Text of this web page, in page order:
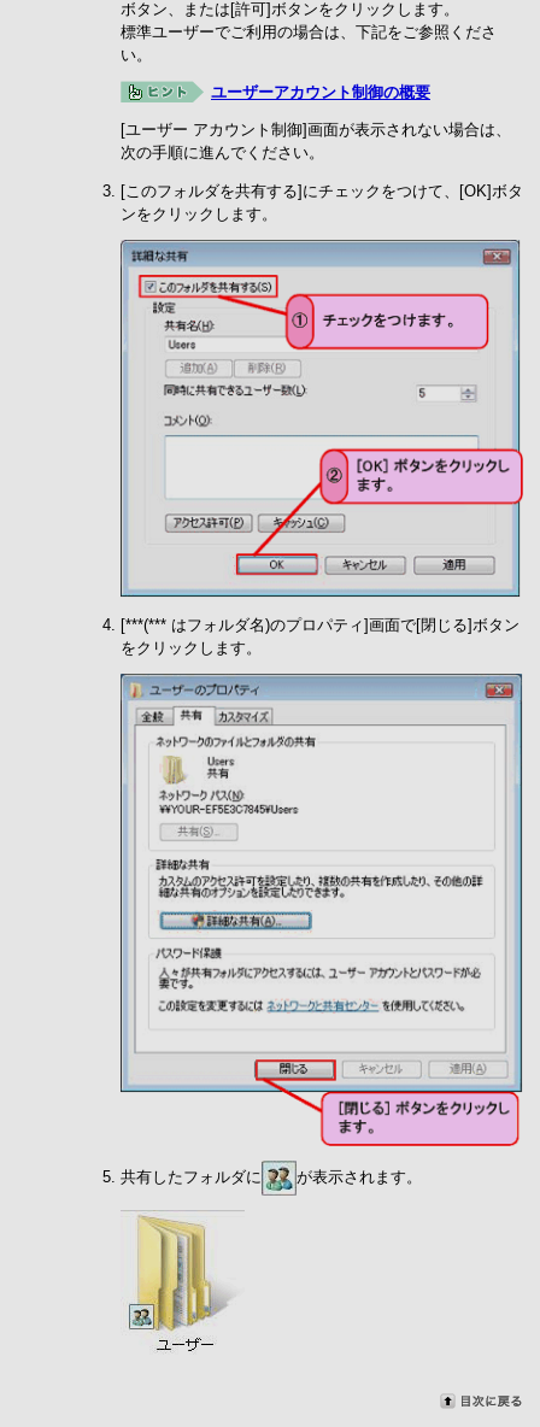
ボタン、または[許可]ボタンをクリックします。
標準ユーザーでご利用の場合は、下記をご参照くださ
い。
ユーザーアカウント制御の概要
[ユーザー アカウント制御]画面が表示されない場合は、
次の手順に進んでください。
[このフォルダを共有する]にチェックをつけて、[OK]ボタ
ンをクリックします。
[***(*** はフォルダ名)のプロパティ]画面で[閉じる]ボタン
をクリックします。
共有したフォルダに が表示されます。